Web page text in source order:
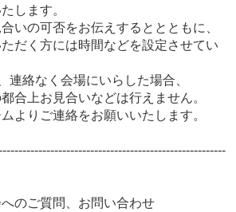
します。
いの可否をお伝えするととともに、
だく方には時間などを設定させてい
連絡なく会場にいらした場合、
合上お見合いなどは行えません。
よりご連絡をお願いいたします。
のご質問、お問い合わせ